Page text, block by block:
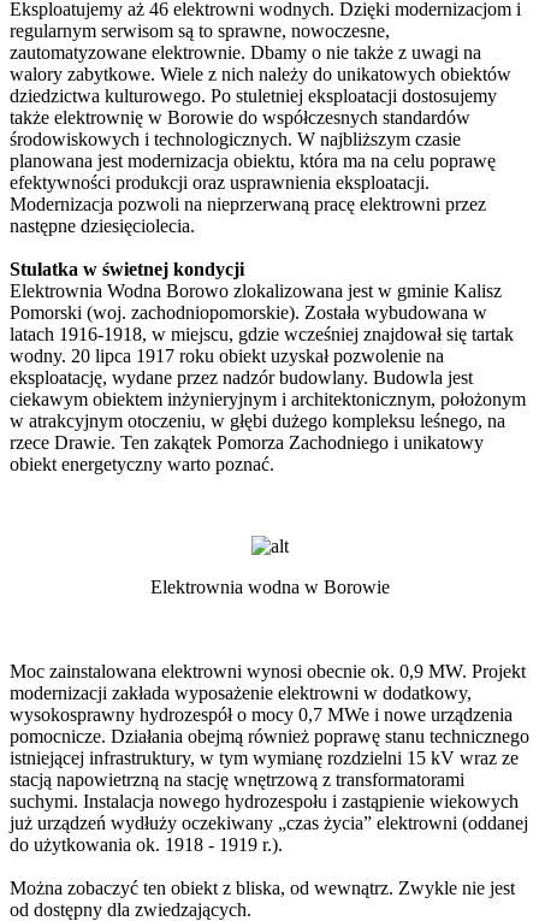
Eksploatujemy aż 46 elektrowni wodnych. Dzięki modernizacjom i
regularnym serwisom są to sprawne, nowoczesne,
zautomatyzowane elektrownie. Dbamy o nie także z uwagi na
walory zabytkowe. Wiele z nich należy do unikatowych obiektów
dziedzictwa kulturowego. Po stuletniej eksploatacji dostosujemy
także elektrownię w Borowie do współczesnych standardów
środowiskowych i technologicznych. W najbliższym czasie
planowana jest modernizacja obiektu, która ma na celu poprawę
efektywności produkcji oraz usprawnienia eksploatacji.
Modernizacja pozwoli na nieprzerwaną pracę elektrowni przez
następne dziesięciolecia.
Stulatka w świetnej kondycji
Elektrownia Wodna Borowo zlokalizowana jest w gminie Kalisz
Pomorski (woj. zachodniopomorskie). Została wybudowana w
latach 1916-1918, w miejscu, gdzie wcześniej znajdował się tartak
wodny. 20 lipca 1917 roku obiekt uzyskał pozwolenie na
eksploatację, wydane przez nadzór budowlany. Budowla jest
ciekawym obiektem inżynieryjnym i architektonicznym, położonym
w atrakcyjnym otoczeniu, w głębi dużego kompleksu leśnego, na
rzece Drawie. Ten zakątek Pomorza Zachodniego i unikatowy
obiekt energetyczny warto poznać.
Elektrownia wodna w Borowie
Moc zainstalowana elektrowni wynosi obecnie ok. 0,9 MW. Projekt
modernizacji zakłada wyposażenie elektrowni w dodatkowy,
wysokosprawny hydrozespół o mocy 0,7 MWe i nowe urządzenia
pomocnicze. Działania obejmą również poprawę stanu technicznego
istniejącej infrastruktury, w tym wymianę rozdzielni 15 kV wraz ze
stacją napowietrzną na stację wnętrzową z transformatorami
suchymi. Instalacja nowego hydrozespołu i zastąpienie wiekowych
już urządzeń wydłuży oczekiwany „czas życia” elektrowni (oddanej
do użytkowania ok. 1918 - 1919 r.).
Można zobaczyć ten obiekt z bliska, od wewnątrz. Zwykle nie jest
od dostępny dla zwiedzających.